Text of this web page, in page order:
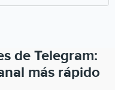
de Telegram:
más rápido